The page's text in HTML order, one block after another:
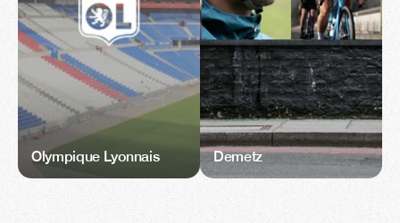
Olympique Lyonnais Demetz